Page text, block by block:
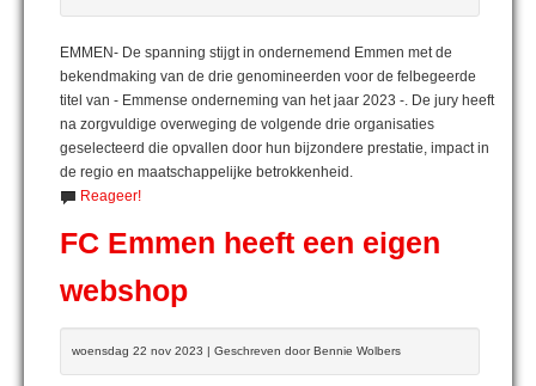
EMMEN- De spanning stijgt in ondernemend Emmen met de
bekendmaking van de drie genomineerden voor de felbegeerde
titel van - Emmense onderneming van het jaar 2023 -. De jury heeft
na zorgvuldige overweging de volgende drie organisaties
geselecteerd die opvallen door hun bijzondere prestatie, impact in
de regio en maatschappelijke betrokkenheid.
Reageer!
FC Emmen heeft een eigen
webshop
woensdag 22 nov 2023 | Geschreven door Bennie Wolbers